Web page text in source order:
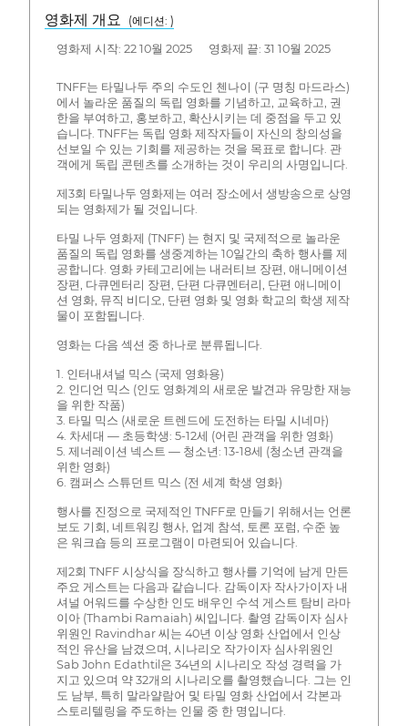
영화제 개요 (에디션: )
영화제 시작: 22 10월 2025 영화제 끝: 31 10월 2025
TNFF는 타밀나두 주의 수도인 첸나이 (구 명칭 마드라스)
에서 놀라운 품질의 독립 영화를 기념하고, 교육하고, 권
한을 부여하고, 홍보하고, 확산시키는 데 중점을 두고 있
습니다. TNFF는 독립 영화 제작자들이 자신의 창의성을
선보일 수 있는 기회를 제공하는 것을 목표로 합니다. 관
객에게 독립 콘텐츠를 소개하는 것이 우리의 사명입니다.
제3회 타밀나두 영화제는 여러 장소에서 생방송으로 상영
되는 영화제가 될 것입니다.
타밀 나두 영화제 (TNFF) 는 현지 및 국제적으로 놀라운
품질의 독립 영화를 생중계하는 10일간의 축하 행사를 제
공합니다. 영화 카테고리에는 내러티브 장편, 애니메이션
장편, 다큐멘터리 장편, 단편 다큐멘터리, 단편 애니메이
션 영화, 뮤직 비디오, 단편 영화 및 영화 학교의 학생 제작
물이 포함됩니다.
영화는 다음 섹션 중 하나로 분류됩니다.
1. 인터내셔널 믹스 (국제 영화용)
2. 인디언 믹스 (인도 영화계의 새로운 발견과 유망한 재능
을 위한 작품)
3. 타밀 믹스 (새로운 트렌드에 도전하는 타밀 시네마)
4. 차세대 — 초등학생: 5-12세 (어린 관객을 위한 영화)
5. 제너레이션 넥스트 — 청소년: 13-18세 (청소년 관객을
위한 영화)
6. 캠퍼스 스튜던트 믹스 (전 세계 학생 영화)
행사를 진정으로 국제적인 TNFF로 만들기 위해서는 언론
보도 기회, 네트워킹 행사, 업계 참석, 토론 포럼, 수준 높
은 워크숍 등의 프로그램이 마련되어 있습니다.
제2회 TNFF 시상식을 장식하고 행사를 기억에 남게 만든
주요 게스트는 다음과 같습니다. 감독이자 작사가이자 내
셔널 어워드를 수상한 인도 배우인 수석 게스트 탐비 라마
이아 (Thambi Ramaiah) 씨입니다. 촬영 감독이자 심사
위원인 Ravindhar 씨는 40년 이상 영화 산업에서 인상
적인 유산을 남겼으며, 시나리오 작가이자 심사위원인
Sab John Edathtil은 34년의 시나리오 작성 경력을 가
지고 있으며 약 32개의 시나리오를 촬영했습니다. 그는 인
도 남부, 특히 말라얄람어 및 타밀 영화 산업에서 각본과
스토리텔링을 주도하는 인물 중 한 명입니다.